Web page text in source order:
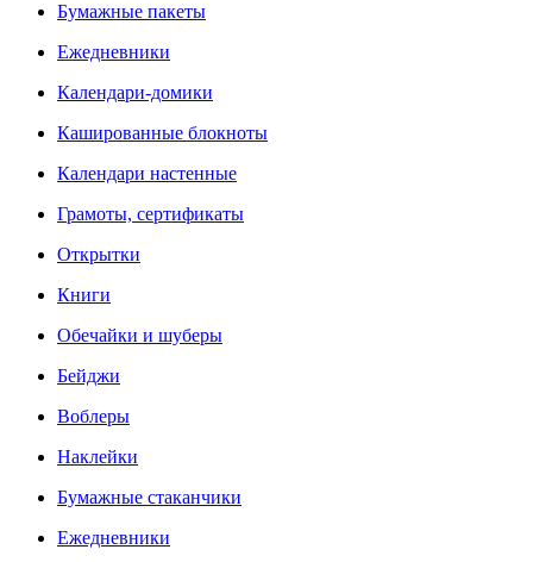
Бумажные пакеты
Ежедневники
Календари-домики
Кашированные блокноты
Календари настенные
Грамоты, сертификаты
Открытки
Книги
Обечайки и шуберы
Бейджи
Воблеры
Наклейки
Бумажные стаканчики
Ежедневники